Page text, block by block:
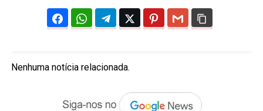
Nenhuma notícia relacionada.